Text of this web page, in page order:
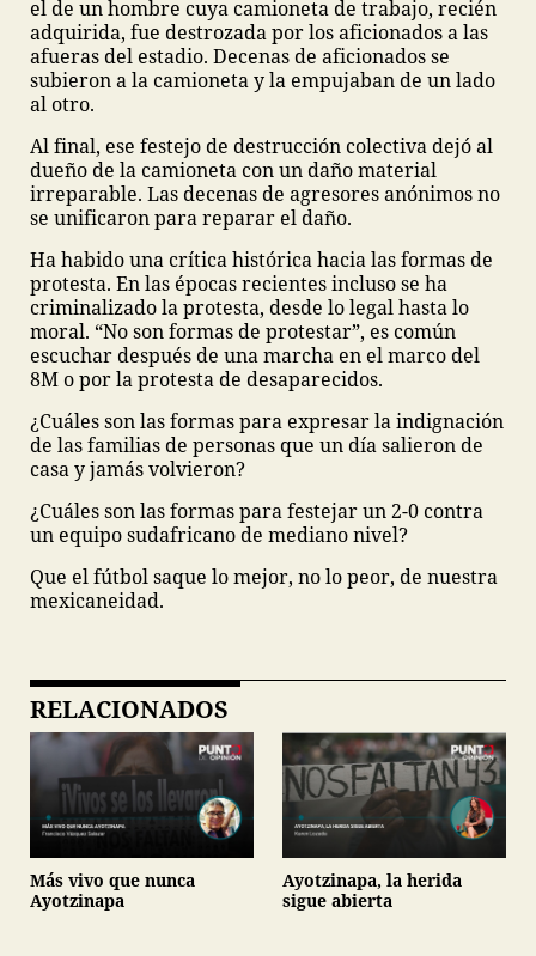
el de un hombre cuya camioneta de trabajo, recién
adquirida, fue destrozada por los aficionados a las
afueras del estadio. Decenas de aficionados se
subieron a la camioneta y la empujaban de un lado
al otro.
Al final, ese festejo de destrucción colectiva dejó al
dueño de la camioneta con un daño material
irreparable. Las decenas de agresores anónimos no
se unificaron para reparar el daño.
Ha habido una crítica histórica hacia las formas de
protesta. En las épocas recientes incluso se ha
criminalizado la protesta, desde lo legal hasta lo
moral. “No son formas de protestar”, es común
escuchar después de una marcha en el marco del
8M o por la protesta de desaparecidos.
¿Cuáles son las formas para expresar la indignación
de las familias de personas que un día salieron de
casa y jamás volvieron?
¿Cuáles son las formas para festejar un 2-0 contra
un equipo sudafricano de mediano nivel?
Que el fútbol saque lo mejor, no lo peor, de nuestra
mexicaneidad.
RELACIONADOS
Más vivo que nunca
Ayotzinapa
Ayotzinapa, la herida
sigue abierta